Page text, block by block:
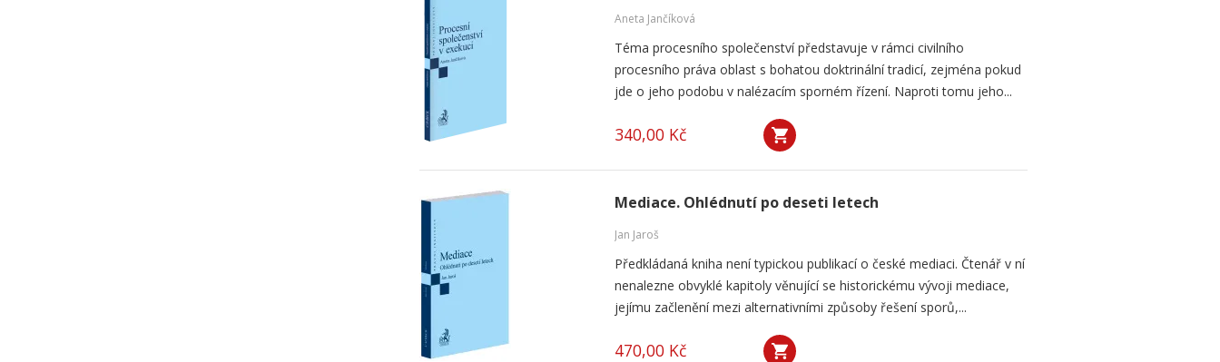
Aneta Jančíková
Téma procesního společenství představuje v rámci civilního
procesního práva oblast s bohatou doktrinální tradicí, zejména pokud
jde o jeho podobu v nalézacím sporném řízení. Naproti tomu jeho...
340,00 Kč
Mediace. Ohlédnutí po deseti letech
Jan Jaroš
Předkládaná kniha není typickou publikací o české mediaci. Čtenář v ní
nenalezne obvyklé kapitoly věnující se historickému vývoji mediace,
jejímu začlenění mezi alternativními způsoby řešení sporů,...
470,00 Kč